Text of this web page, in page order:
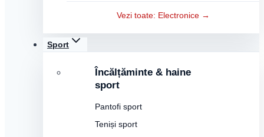
Vezi toate: Electronice →
Sport
Încălțăminte & haine
sport
Pantofi sport
Teniși sport